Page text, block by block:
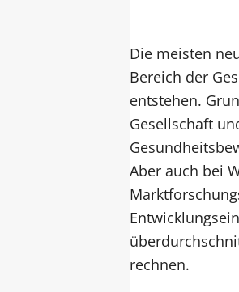
Die meisten
Bereich der
entstehen.
Gesellschaft
Aber auch bei
rechnen.